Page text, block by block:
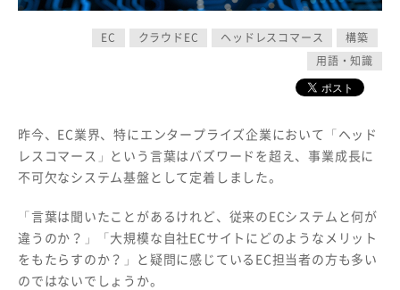
EC クラウドEC ヘッドレスコマース
構築
用語・知識
昨今、EC業界、特にエンタープライズ企業において「ヘッド
レスコマース」という言葉はバズワードを超え、事業成長に
不可欠なシステム基盤として定着しました。
「言葉は聞いたことがあるけれど、従来のECシステムと何が
違うのか？」「大規模な自社ECサイトにどのようなメリット
をもたらすのか？」と疑問に感じているEC担当者の方も多い
のではないでしょうか。